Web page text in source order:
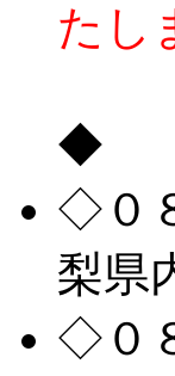
たし
◆
◇０
梨県
◇０